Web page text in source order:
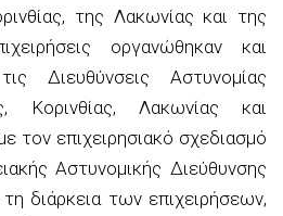
της Λακωνίας και της
οργανώθηκαν και
Διευθύνσεις Αστυνομίας
Κορινθίας, Λακωνίας και
τον επιχειρησιακό σχεδιασμό
Αστυνομικής Διεύθυνσης
διάρκεια των επιχειρήσεων,